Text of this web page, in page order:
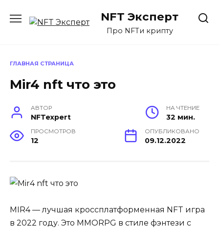
содержанию
NFT Эксперт
Про NFTи крипту
ГЛАВНАЯ СТРАНИЦА
Mir4 nft что это
АВТОР
NFTexpert
НА ЧТЕНИЕ
32 мин.
ПРОСМОТРОВ
12
ОПУБЛИКОВАНО
09.12.2022
MIR4 — лучшая кроссплатформенная NFT игра
в 2022 году. Это MMORPG в стиле фэнтези с